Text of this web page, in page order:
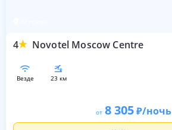
4 Novotel Moscow Centre
везде 23 км
от 8 305 /ночь